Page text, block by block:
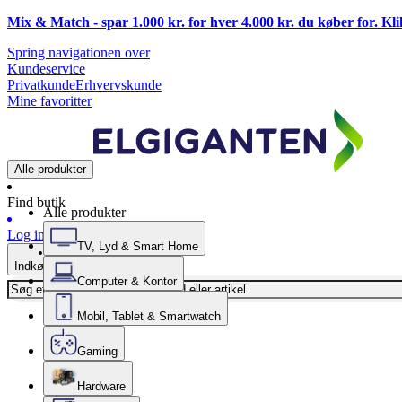
Mix & Match - spar 1.000 kr. for hver 4.000 kr. du køber for.
Spring navigationen over
Kundeservice
PrivatkundeErhvervskunde
Mine favoritter
Alle produkter
Find butik
Log ind
Indkøbskurv
Alle produkter
TV, Lyd & Smart Home
Computer & Kontor
Mobil, Tablet & Smartwatch
Gaming
Hardware